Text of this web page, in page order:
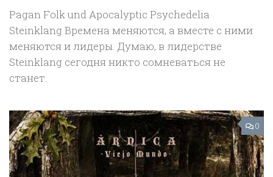
Pagan Folk und Apocalyptic Psychedelia
Steinklang Времена меняются, а вместе с ними
меняются и лидеры. Думаю, в лидерстве
Steinklang сегодня никто сомневаться не
станет.
0